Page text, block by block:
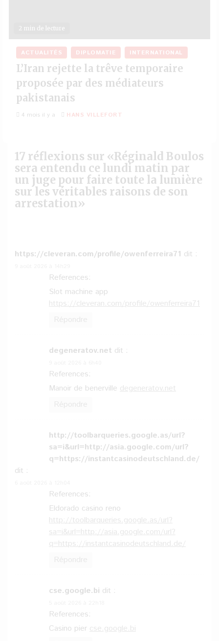
2 min de lecture
ACTUALITÉS DIPLOMATIE INTERNATIONAL
L’Iran rejette la trêve temporaire
proposée par des médiateurs
pakistanais
4 mois il y a HANS VILLEFORT
17 réflexions sur «Réginald Boulos
sera entendu ce lundi matin par
un juge pour faire toute la lumière
sur les véritables raisons de son
arrestation»
https://cleveran.com/profile/owenferreira71 dit :
References:
Slot machine app
https://cleveran.com/profile/owenferreira71
degeneratov.net dit :
References:
Manoir de benerville degeneratov.net
http://toolbarqueries.google.as/url?
sa=i&url=http://asia.google.com/url?
q=https://instantcasinodeutschland.de/
dit :
References:
Eldorado casino reno
http://toolbarqueries.google.as/url?
sa=i&url=http://asia.google.com/url?
q=https://instantcasinodeutschland.de/
cse.google.bi dit :
References:
Casino pier cse.google.bi